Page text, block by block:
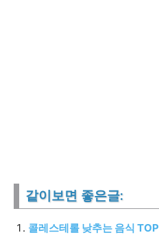
같이보면 좋은글:
콜레스테롤 낮추는 음식